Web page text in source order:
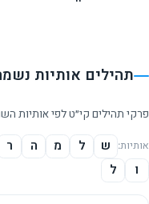
תהילים אותיות
פרקי תהילים קי״ט לפי אותיות
אותיות: ש ל מ ה ר
ו
ל